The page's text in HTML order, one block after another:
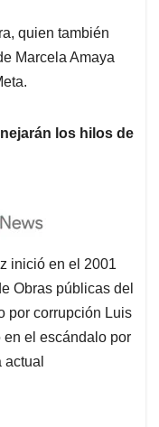
quien también
Marcela Amaya
los hilos de
inició en el 2001
Obras públicas del
por corrupción Luis
en el escándalo por